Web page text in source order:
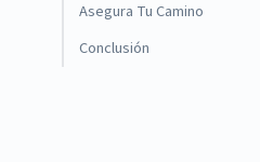
Asegura Tu Camino
Conclusión